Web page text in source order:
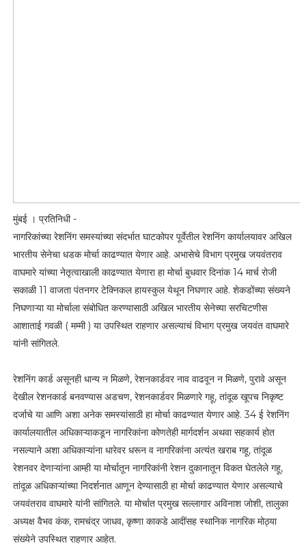
मुंबई । प्रतिनिधी -
नागरिकांच्या रेशनिंग समस्यांच्या संदर्भात घाटकोपर पूर्वेतील रेशनिंग कार्यालयावर अखिल
भारतीय सेनेचा धडक मोर्चा काढण्यात येणार आहे. अभासेचे विभाग प्रमुख जयवंतराव
वाघमारे यांच्या नेतृत्वाखाली काढण्यात येणारा हा मोर्चा बुधवार दिनांक 14 मार्च रोजी
सकाळी 11 वाजता पंतनगर टेक्निकल हायस्कुल येथून निघणार आहे. शेकडोंच्या संख्यने
निघणाऱ्या या मोर्चाला संबोधित करण्यासाठी अखिल भारतीय सेनेच्या सरचिटणीस
आशाताई गवळी ( मम्मी ) या उपस्थित राहणार असल्याचं विभाग प्रमुख जयवंत वाघमारे
यांनी सांगितले.
रेशनिंग कार्ड असूनही धान्य न मिळणे, रेशनकार्डवर नाव वाढवून न मिळणे, पुरावे असून
देखील रेशनकार्ड बनवण्यास अडचण, रेशनकार्डवर मिळणारे गहू, तांदूळ खूपच निकृष्ट
दर्जाचे या आणि अशा अनेक समस्यांसाठी हा मोर्चा काढण्यात येणार आहे. 34 ई रेशनिंग
कार्यालयातील अधिकाऱ्याकडून नागरिकांना कोणतेही मार्गदर्शन अथवा सहकार्य होत
नसल्याने अशा अधिकाऱ्यांना धारेवर धरून व नागरिकांना अत्यंत खराब गहू, तांदूळ
रेशनवर देणाऱ्यांना आम्ही या मोर्चातून नागरिकांनी रेशन दुकानातून विकत घेतलेले गहू,
तांदूळ अधिकाऱ्यांच्या निदर्शनात आणून देण्यासाठी हा मोर्चा काढण्यात येणार असल्याचे
जयवंतराव वाघमारे यांनी सांगितले. या मोर्चात प्रमुख सल्लागार अविनाश जोशी, तालुका
अध्यक्ष वैभव कंक, रामचंद्र जाधव, कृष्णा काकडे आदींसह स्थानिक नागरिक मोठ्या
संख्येने उपस्थित राहणार आहेत.